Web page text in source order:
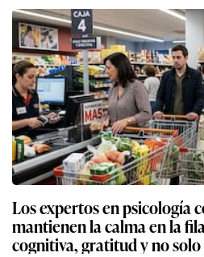
Los expertos en psicología
mantienen la calma en la
cognitiva, gratitud y no